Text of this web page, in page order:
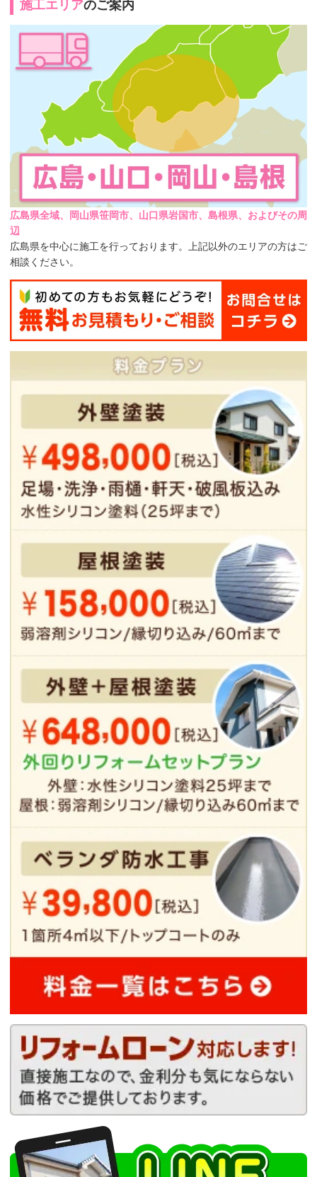
施工エリアのご案内
広島県全域、岡山県笹岡市、山口県岩国市、島根県、およびその周
辺
広島県を中心に施工を行っております。上記以外のエリアの方はご
相談ください。